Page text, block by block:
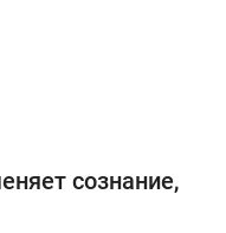
сознание,